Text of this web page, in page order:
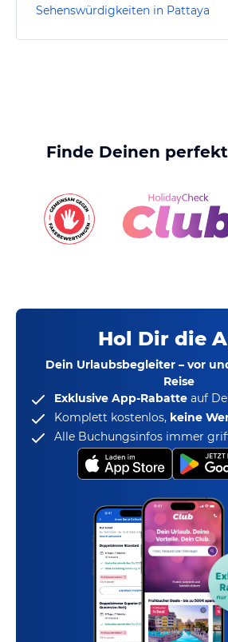
Sehenswürdigkeiten in Pattaya
Finde Deinen
Hol Dir die
Dein Urlaubsbegleiter – vor
Reise
Exklusive App-Rabatte auf
Komplett kostenlos, keine
Alle Buchungsinfos immer